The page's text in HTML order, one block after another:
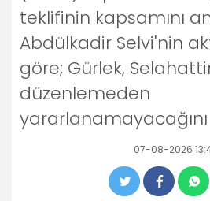
teklifinin kapsamını
Abdülkadir Selvi'nin
göre; Gürlek,
düzenlemeden
07-08-2026